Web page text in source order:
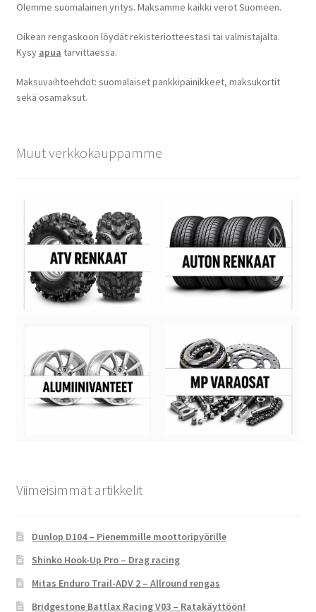
Olemme suomalainen yritys. Maksamme kaikki verot Suomeen.
Oikean rengaskoon löydät rekisteriotteestasi tai valmistajalta.
Kysy apua tarvittaessa.
Maksuvaihtoehdot: suomalaiset pankkipainikkeet, maksukortit
sekä osamaksut.
Muut verkkokauppamme
Viimeisimmät artikkelit
Dunlop D104 – Pienemmille moottoripyörille
Shinko Hook-Up Pro – Drag racing
Mitas Enduro Trail-ADV 2 – Allround rengas
Bridgestone Battlax Racing V03 – Ratakäyttöön!